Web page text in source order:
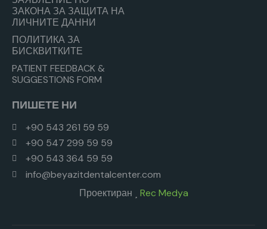
ЗАКОНА ЗА ЗАЩИТА НА
ЛИЧНИТЕ ДАННИ
ПОЛИТИКА ЗА
БИСКВИТКИТЕ
PATIENT FEEDBACK &
SUGGESTIONS FORM
ПИШЕТЕ НИ
+90 543 261 59 59
+90 547 299 59 59
+90 543 364 59 59
info@beyazitdentalcenter.com
Проектиран
Rec Medya